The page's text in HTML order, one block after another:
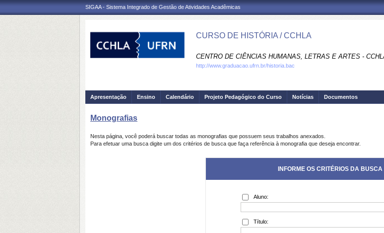
SIGAA - Sistema Integrado de Gestão de Atividades Acadêmicas
CURSO DE HISTÓRIA / CCHLA
CENTRO DE CIÊNCIAS HUMANAS, LETRAS E ARTES -
http://www.graduacao.ufrn.br/historia.bac
Apresentação Ensino Calendário Projeto Pedagógico do Curso Notícias Documentos
Monografias
Nesta página, você poderá buscar todas as monografias que possuem seus trabalhos anexados.
Para efetuar uma busca digite um dos critérios de busca que faça referência à monografia que deseja encontrar.
INFORME OS CRITÉRIOS DA BUSCA
Aluno:
Título: